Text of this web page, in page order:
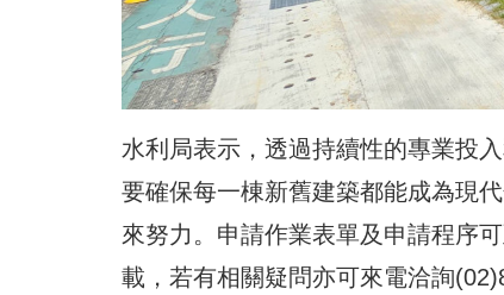
水利局表示，透過持續性的專業投
要確保每一棟新舊建築都能成為現
來努力。申請作業表單及申請程序
載，若有相關疑問亦可來電洽詢